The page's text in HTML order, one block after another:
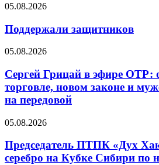
05.08.2026
Поддержали защитников
05.08.2026
Сергей Грицай в эфире ОТР:
торговле, новом законе и
на передовой
05.08.2026
Председатель ПТПК «Дух
серебро на Кубке Сибири по